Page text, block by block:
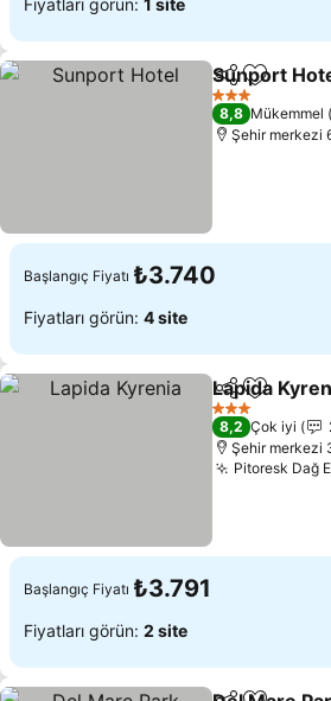
Paylaş
Sunport
3 Yıldız
8,8 Mükemmel
Şehir merkezi
Başlangıç Fiyatı ₺3.740
Fiyatları görün: 4 site
Paylaş
Lapida
3 Yıldız
8,2 Çok iyi
Şehir merkezi
Pitoresk Dağ
Başlangıç Fiyatı ₺3.791
Fiyatları görün: 2 site